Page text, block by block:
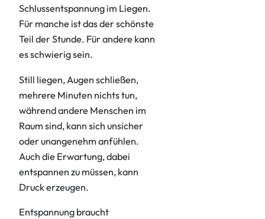
Schlussentspannung im Liegen.
Für manche ist das der schönste
Teil der Stunde. Für andere kann
es schwierig sein.
Still liegen, Augen schließen,
mehrere Minuten nichts tun,
während andere Menschen im
Raum sind, kann sich unsicher
oder unangenehm anfühlen.
Auch die Erwartung, dabei
entspannen zu müssen, kann
Druck erzeugen.
Entspannung braucht